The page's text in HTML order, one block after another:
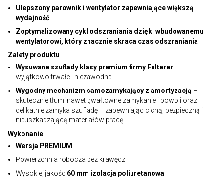
Ulepszony parownik i wentylator zapewniające większą
wydajność
Zoptymalizowany cykl odszraniania dzięki wbudowanemu
wentylatorowi, który znacznie skraca czas odszraniania
Zalety produktu
Wysuwane szuflady klasy premium firmy Fulterer –
wyjątkowo trwałe i niezawodne
Wygodny mechanizm samozamykający z amortyzacją –
skutecznie tłumi nawet gwałtowne zamykanie i powoli oraz
delikatnie zamyka szufladę – zapewniając cichą, bezpieczną i
nieuszkadzającą materiałów pracę
Wykonanie
Wersja PREMIUM
Powierzchnia robocza bez krawędzi
Wysokiej jakości60 mm izolacja poliuretanowa